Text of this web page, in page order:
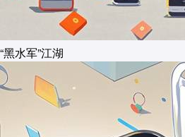
“黑水军”江湖